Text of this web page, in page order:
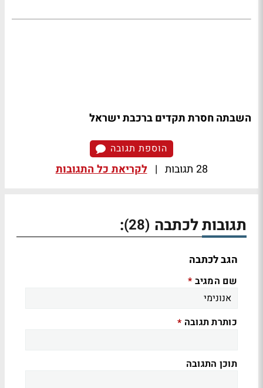
השבתה חסרת תקדים ברכבת ישראל
הוספת תגובה
28 תגובות | לקריאת כל התגובות
תגובות לכתבה (28)
:
הגב לכתבה
שם המגיב *
כותרת תגובה *
תוכן התגובה